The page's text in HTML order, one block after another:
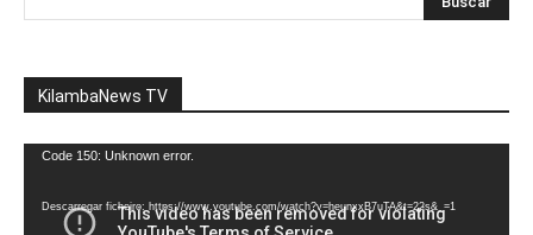
KilambaNews TV
Reprodutor
vídeo
Code 150: Unknown error.
Descarregar ficheiro: https://www.youtube.com/watch?v=heunxxB7uTA&t=22s&_=1